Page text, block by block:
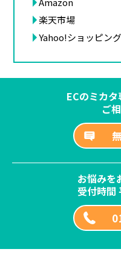
楽天市場
Yahoo!ショッピング
ECのミカ
ご
お悩みを
受付時間